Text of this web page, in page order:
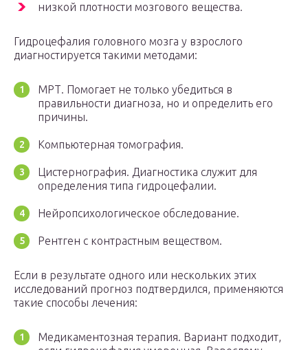
низкой плотности мозгового вещества.
Гидроцефалия головного мозга у взрослого
диагностируется такими методами:
МРТ. Помогает не только убедиться в
правильности диагноза, но и определить его
причины.
Компьютерная томография.
Цистернография. Диагностика служит для
определения типа гидроцефалии.
Нейропсихологическое обследование.
Рентген с контрастным веществом.
Если в результате одного или нескольких этих
исследований прогноз подтвердился, применяются
такие способы лечения:
Медикаментозная терапия. Вариант подходит,